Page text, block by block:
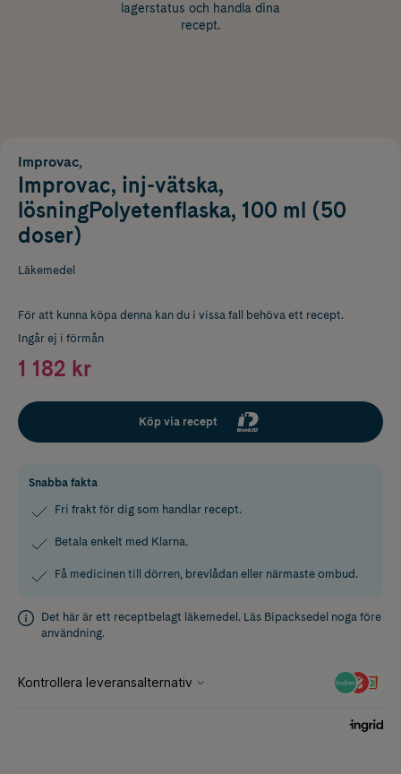
lagerstatus och handla dina
recept.
Improvac,
Improvac, inj-vätska,
lösningPolyetenflaska, 100 ml (50
doser)
Läkemedel
För att kunna köpa denna kan du i vissa fall behöva ett recept.
Ingår ej i förmån
1 182 kr
Köp via recept
Snabba fakta
Fri frakt för dig som handlar recept.
Betala enkelt med Klarna.
Få medicinen till dörren, brevlådan eller närmaste ombud.
Det här är ett receptbelagt läkemedel. Läs Bipacksedel noga före
användning.